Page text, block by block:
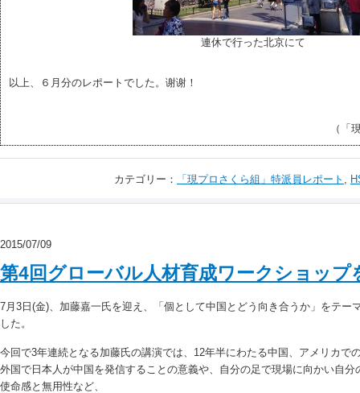
連休で行った北京にて
以上、６月分のレポートでした。谢谢！
（「
カテゴリー： 「現プロさくら組」特派員レポート ,
2015/07/09
第4回グローバル人材育成ワークショップ
7月3日(金)、加藤嘉一氏を迎え、「個として中国とどう向き合うか」をテー
した。
今回で3年連続となる加藤氏の講演では、12年半にわたる中国、アメリカで
外国で日本人が中国を発信することの意義や、自分の足で現場に向かい自
使命感と無用性など、